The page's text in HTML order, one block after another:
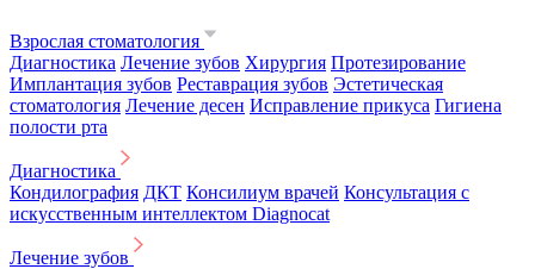
Взрослая стоматология
Диагностика Лечение зубов Хирургия Протезирование
Имплантация зубов Реставрация зубов Эстетическая
стоматология Лечение десен Исправление прикуса Гигиена
полости рта
Диагностика
Кондилография ДКТ Консилиум врачей Консультация с
искусственным интеллектом Diagnocat
Лечение зубов